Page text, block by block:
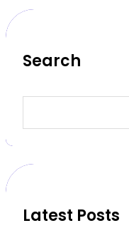
Search
a
c
Latest Posts